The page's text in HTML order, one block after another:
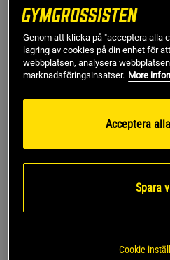
TOPPSÄLJARE
Genom att klicka på "acceptera alla
lagring av cookies på din enhet för
webbplatsen, analysera
marknadsföringsinsatser. More
Acceptera
Spara
Cookie-